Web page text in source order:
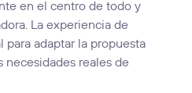
en el centro de todo y
La experiencia de
para adaptar la propuesta
necesidades reales de